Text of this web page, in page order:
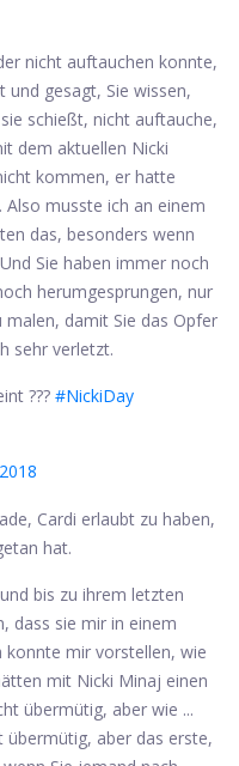
nicht auftauchen konnte,
und gesagt, Sie wissen,
schießt, nicht auftauche,
dem aktuellen Nicki
kommen, er hatte
musste ich an einem
das, besonders wenn
Sie haben immer noch
herumgesprungen, nur
damit Sie das Opfer
sehr verletzt.
??? #NickiDay
Cardi erlaubt zu haben,
hat.
bis zu ihrem letzten
dass sie mir in einem
konnte mir vorstellen, wie
mit Nicki Minaj einen
übermütig, aber wie ...
übermütig, aber das erste,